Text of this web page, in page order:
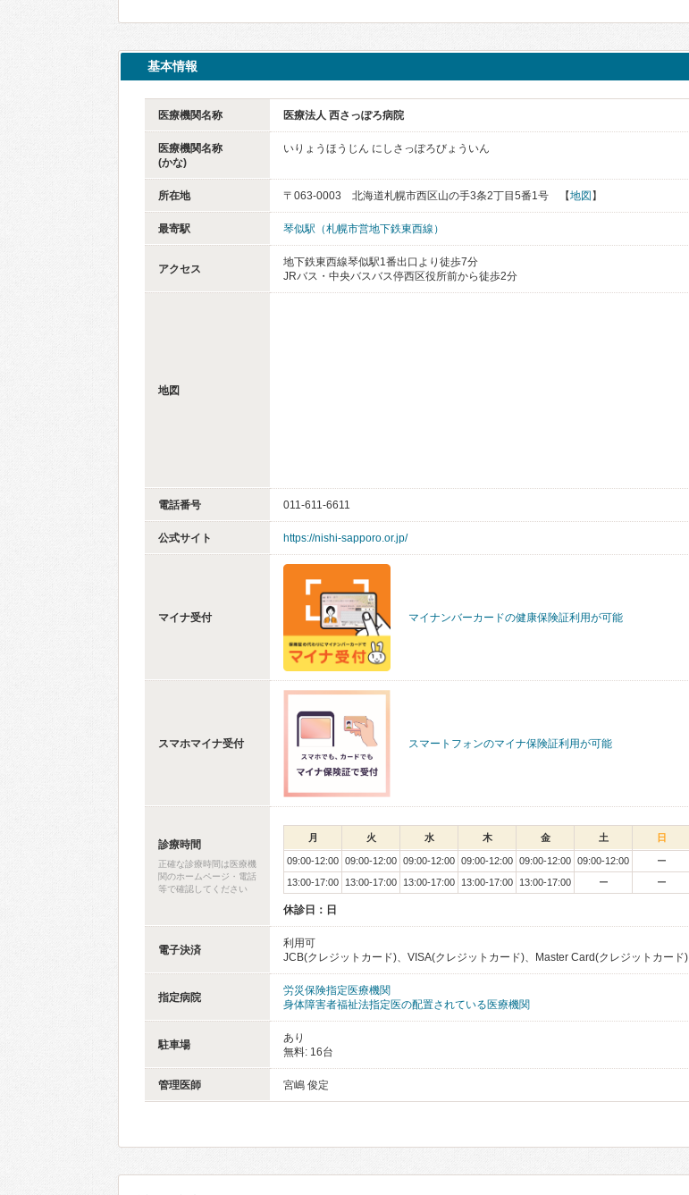
基本情報
医療機関名称 医療法人 西さっぽろ病院
医療機関名称
(かな)
いりょうほうじん にしさっぽろびょういん
所在地 〒063-0003 北海道札幌市西区山の手3条2丁目5番1号 【地図 】
最寄駅 琴似駅（札幌市営地下鉄東西線）
アクセス
地下鉄東西線琴似駅1番出口より徒歩7分
JRバス・中央バスバス停西区役所前から徒歩2分
地図
電話番号 011-611-6611
公式サイト https://nishi-sapporo.or.jp/
マイナ受付 マイナンバーカードの健康保険証利用が可能
スマホマイナ受付 スマートフォンのマイナ保険証利用が可能
診療時間
正確な診療時間は医療機
関のホームページ・電話
等で確認してください
月 火 水 木 金 土 日
09:00-12:00 09:00-12:00 09:00-12:00 09:00-12:00 09:00-12:00 09:00-12:00 ー
13:00-17:00
13:00-17:00 13:00-17:00 13:00-17:00 13:00-17:00 ー ー
休診日：日
電子決済
利用可
JCB(クレジットカード)、VISA(クレジットカード)、Master Card(クレジットカード)
指定病院
労災保険指定医療機関
身体障害者福祉法指定医の配置されている医療機関
駐車場
あり
無料: 16台
管理医師 宮嶋 俊定